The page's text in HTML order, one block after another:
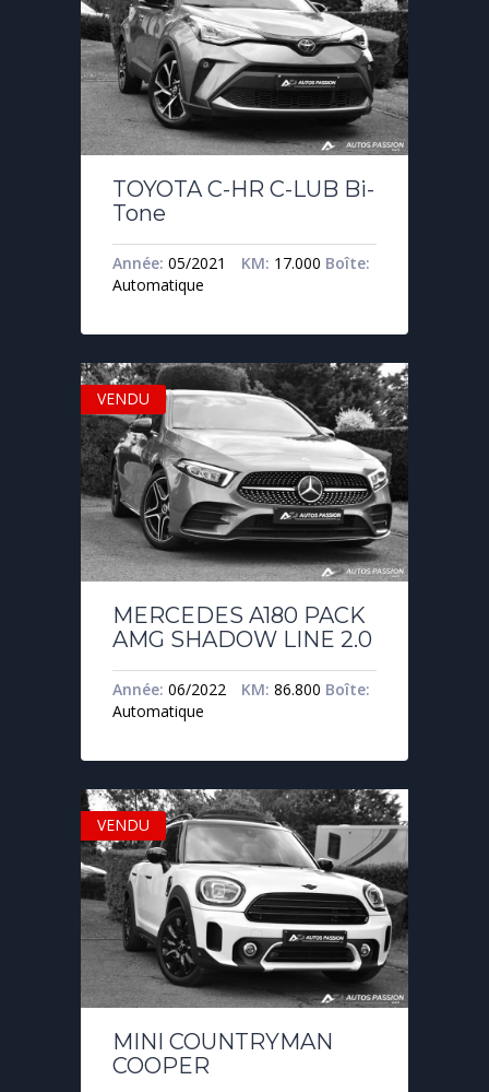
TOYOTA C-HR C-LUB Bi-
Tone
Année: 05/2021 KM: 17.000 Boîte:
Automatique
MERCEDES A180 PACK
AMG SHADOW LINE 2.0
Année: 06/2022 KM: 86.800 Boîte:
Automatique
VENDU
MINI COUNTRYMAN
COOPER
VENDU